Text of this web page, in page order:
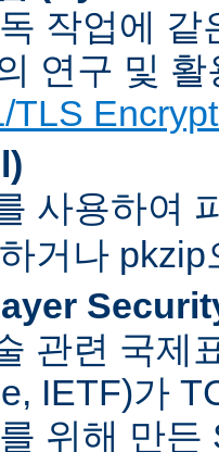
작업에
연구 및 활
TLS
사용하여
거나
관련 국제
IETF)가
위해 만